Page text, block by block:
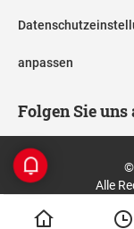
anpassen
Folgen Sie uns
©
Alle